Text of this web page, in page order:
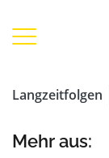
Langzeitfolgen
Mehr aus: